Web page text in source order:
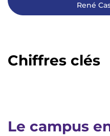
René
Chiffres clés
Le campus